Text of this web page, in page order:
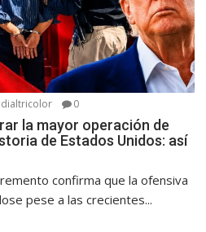
0
la mayor operación de
de Estados Unidos: así
confirma que la ofensiva
pese a las crecientes...